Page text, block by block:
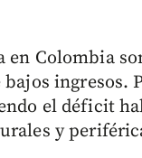
Colombia
el déficit
y